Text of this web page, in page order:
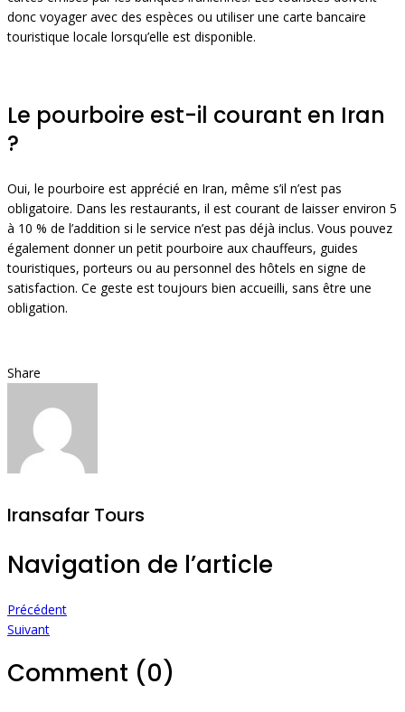
donc voyager avec des espèces ou utiliser une carte bancaire
touristique locale lorsqu’elle est disponible.
Le pourboire est-il courant en Iran
?
Oui, le pourboire est apprécié en Iran, même s’il n’est pas
obligatoire. Dans les restaurants, il est courant de laisser environ 5
à 10 % de l’addition si le service n’est pas déjà inclus. Vous pouvez
également donner un petit pourboire aux chauffeurs, guides
touristiques, porteurs ou au personnel des hôtels en signe de
satisfaction. Ce geste est toujours bien accueilli, sans être une
obligation.
Share
Iransafar Tours
Navigation de l’article
Précédent
Suivant
Comment (0)